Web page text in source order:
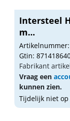
Intersteel
m...
Gtin:
Fabrikant
Vraag een
kunnen zien.
Tijdelijk niet op